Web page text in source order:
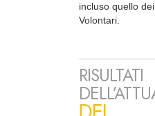
incluso quello
Volontari.
RISULTATI